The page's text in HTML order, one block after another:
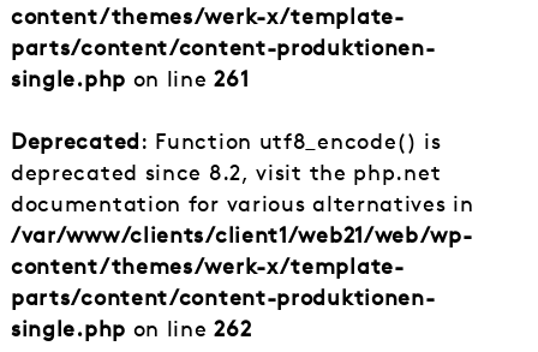
content/themes/werk-x/template-
parts/content/content-produktionen-
single.php on line261
Deprecated: Function utf8_encode() is
deprecated since 8.2, visit the php.net
documentation for various alternatives in
/var/www/clients/client1/web21/web/wp-
content/themes/werk-x/template-
parts/content/content-produktionen-
single.php on line262